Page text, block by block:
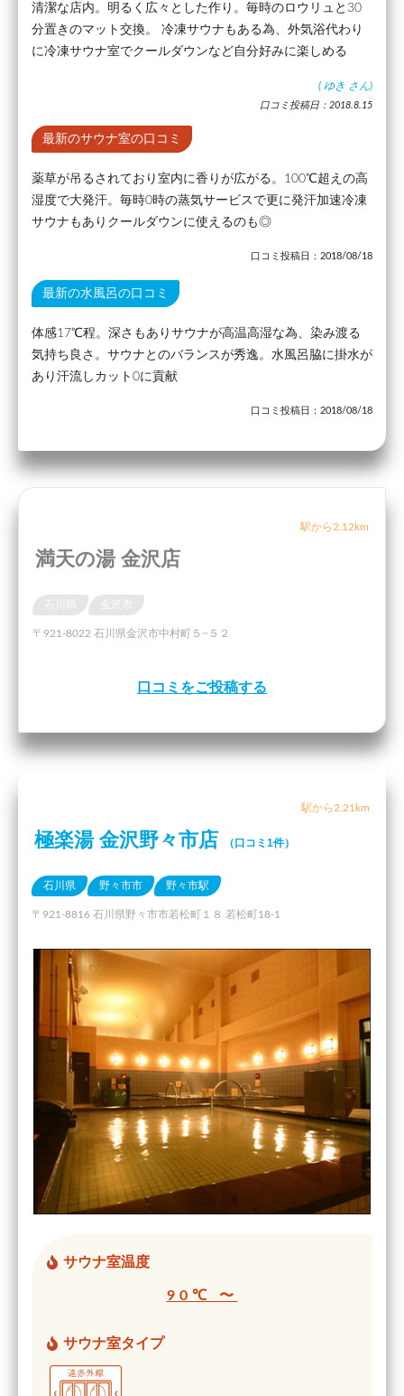
清潔な店内。明るく広々とした作り。毎時のロウリュと30
分置きのマット交換。 冷凍サウナもある為、外気浴代わり
に冷凍サウナ室でクールダウンなど自分好みに楽しめる
( ゆき さん)
口コミ投稿日：2018.8.15
最新のサウナ室の口コミ
薬草が吊るされており室内に香りが広がる。100℃超えの高
湿度で大発汗。毎時0時の蒸気サービスで更に発汗加速冷凍
サウナもありクールダウンに使えるのも◎
口コミ投稿日：2018/08/18
最新の水風呂の口コミ
体感17℃程。深さもありサウナが高温高湿な為、染み渡る
気持ち良さ。サウナとのバランスが秀逸。水風呂脇に掛水が
あり汗流しカット0に貢献
口コミ投稿日：2018/08/18
駅から2.12km
満天の湯 金沢店
石川県
〒921-8022 石川県金沢市中村町５−５２
口コミをご投稿する
駅から2.21km
極楽湯 金沢野々市店 （口コミ1件）
石川県 野々市市 野々市駅
〒921-8816 石川県野々市市若松町１８ 若松町18-1
サウナ室温度
90℃ 〜
サウナ室タイプ